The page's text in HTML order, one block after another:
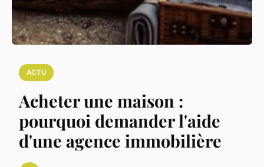
ACTU
Acheter une maison :
pourquoi demander l'aide
d'une agence immobilière